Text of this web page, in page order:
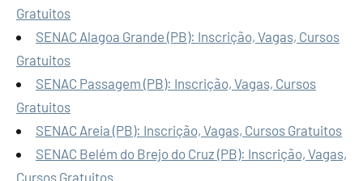
Gratuitos
SENAC Alagoa Grande (PB): Inscrição, Vagas, Cursos
Gratuitos
SENAC Passagem (PB): Inscrição, Vagas, Cursos
Gratuitos
SENAC Areia (PB): Inscrição, Vagas, Cursos Gratuitos
SENAC Belém do Brejo do Cruz (PB): Inscrição, Vagas,
Cursos Gratuitos